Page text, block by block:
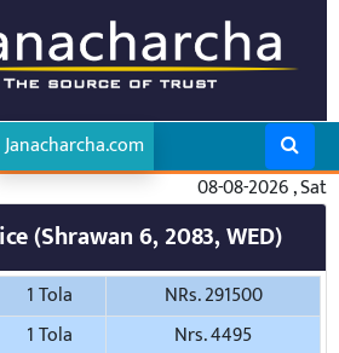
Janacharcha.com
08-08-2026 , Sat
(Shrawan 6, 2083, WED)
1 Tola
NRs. 291500
1 Tola
Nrs. 4495